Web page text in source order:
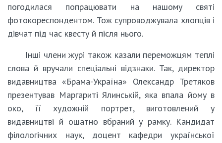
погодилася попрацювати на нашому святі
фотокореспондентом. Тож супроводжувала хлопців і
дівчат під час квесту й після нього.
Інші члени журі також казали переможцям теплі
слова й вручали спеціальні відзнаки. Так, директор
видавництва «Брама-Україна» Олександр Третяков
презентував Маргариті Ялинській, яка впала йому в
око, її художній портрет, виготовлений у
видавництві й ошатно вбраний у рамку. Кандидат
філологічних наук, доцент кафедри української